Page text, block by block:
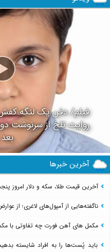
روایت تلخ از سرنوشت
آخرین خبرها
آخرین قیمت طلا، سکه و دلار امروز پنجشنبه ۱۵ مرداد؛ آیا کاهش قیمت‌ها
ناگفته‌هایی از آمپول‌های لاغری؛ از
مکمل های آهن فورت چه تفاوتی با
باید پُست‌ها را به افراد شایسته